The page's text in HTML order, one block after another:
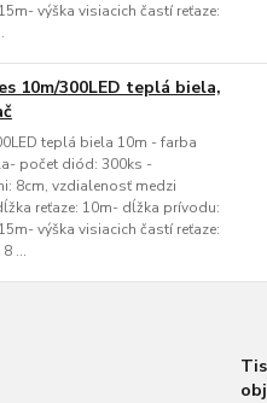
výška visiacich častí reťaze:
10m/300LED teplá biela,
teplá biela 10m - farba
počet diód: 300ks -
8cm, vzdialenosť medzi
reťaze: 10m- dĺžka prívodu:
výška visiacich častí reťaze:
...